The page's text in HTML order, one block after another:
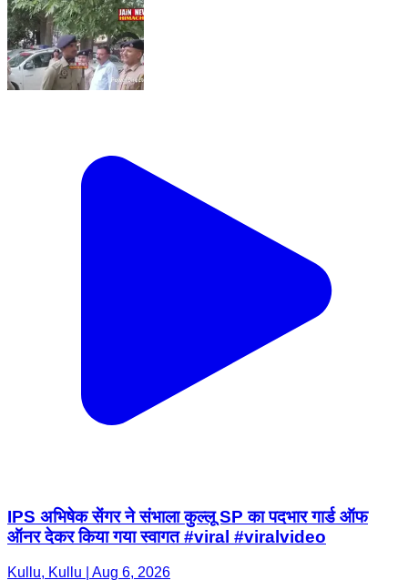
IPS अभिषेक सेंगर ने संभाला कुल्लू SP का पदभार गार्ड ऑफ
ऑनर देकर किया गया स्वागत #viral #viralvideo
Kullu, Kullu | Aug 6, 2026